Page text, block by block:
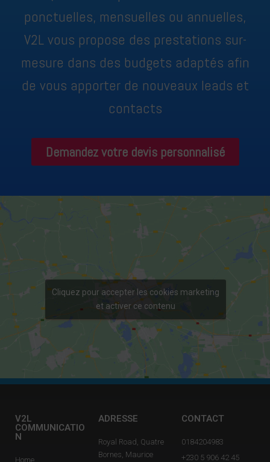
ponctuelles, mensuelles ou annuelles,
V2L vous propose des prestations sur-
mesure dans des budgets adaptés afin
de vous apporter de nouveaux leads et
contacts
Demandez votre devis personnalisé
Cliquez pour accepter les cookies marketing
et activer ce contenu
V2L
COMMUNICATIO
N
Home
ADRESSE
Royal Road, Quatre
Bornes, Maurice
CONTACT
0184204983
+230 5 906 42 45